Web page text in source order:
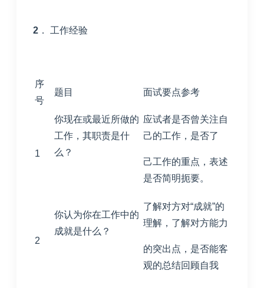
2 ． 工作经验
序
号
题目 面试要点参考
1
你现在或最近所做的
工作，其职责是什
么？
应试者是否曾关注自
己的工作，是否了
己工作的重点，表述
是否简明扼要。
2
你认为你在工作中的
成就是什么？
了解对方对“成就”的
理解，了解对方能力
的突出点，是否能客
观的总结回顾自我